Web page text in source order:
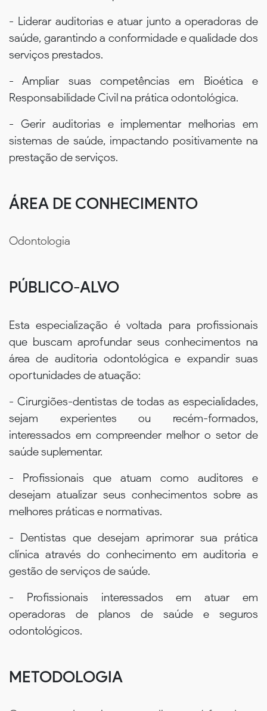
- Liderar auditorias e atuar junto a operadoras de
saúde, garantindo a conformidade e qualidade dos
serviços prestados.
- Ampliar suas competências em Bioética e
Responsabilidade Civil na prática odontológica.
- Gerir auditorias e implementar melhorias em
sistemas de saúde, impactando positivamente na
prestação de serviços.
ÁREA DE CONHECIMENTO
Odontologia
PÚBLICO-ALVO
Esta especialização é voltada para profissionais
que buscam aprofundar seus conhecimentos na
área de auditoria odontológica e expandir suas
oportunidades de atuação:
- Cirurgiões-dentistas de todas as especialidades,
sejam experientes ou recém-formados,
interessados em compreender melhor o setor de
saúde suplementar.
- Profissionais que atuam como auditores e
desejam atualizar seus conhecimentos sobre as
melhores práticas e normativas.
- Dentistas que desejam aprimorar sua prática
clínica através do conhecimento em auditoria e
gestão de serviços de saúde.
- Profissionais interessados em atuar em
operadoras de planos de saúde e seguros
odontológicos.
METODOLOGIA